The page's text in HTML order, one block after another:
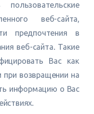
веб-сайта,
предпочтения в
веб-сайта. Такие
Вас как
при возвращении на
информацию о Вас